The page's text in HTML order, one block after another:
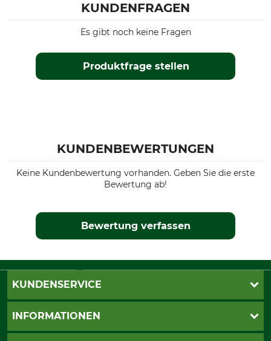
KUNDENFRAGEN
Produktfrage stellen
Es gibt noch keine Fragen
KUNDENBEWERTUNGEN
Keine Kundenbewertung vorhanden. Geben Sie die erste
Bewertung ab!
Bewertung verfassen
KUNDENSERVICE
Katalogbestellung
INFORMATIONEN